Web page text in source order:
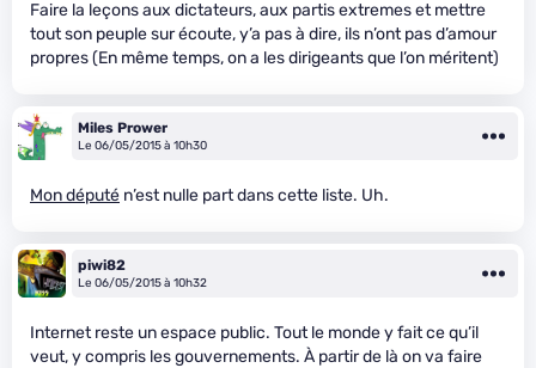
Faire la leçons aux dictateurs, aux partis extremes et mettre
tout son peuple sur écoute, y’a pas à dire, ils n’ont pas d’amour
propres (En même temps, on a les dirigeants que l’on méritent)
Miles Prower
Le 06/05/2015 à 10h30
Mon député n’est nulle part dans cette liste. Uh.
piwi82
Le 06/05/2015 à 10h32
Internet reste un espace public. Tout le monde y fait ce qu’il
veut, y compris les gouvernements. À partir de là on va faire